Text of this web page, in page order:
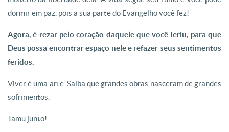
dormir em paz, pois a sua parte do Evangelho você fez!
Agora, é rezar pelo coração daquele que você feriu, para que
Deus possa encontrar espaço nele e refazer seus sentimentos
feridos.
Viver é uma arte. Saiba que grandes obras nasceram de grandes
sofrimentos.
Tamu junto!